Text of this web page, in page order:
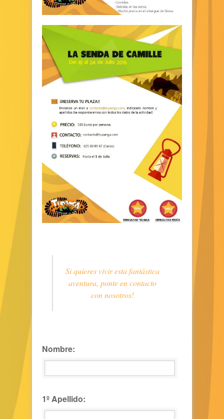
Si quieres vivir esta fantástica
aventura, ponte en contacto
con nosotros!
Nombre:
1º Apellido: